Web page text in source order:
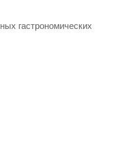
гастрономических